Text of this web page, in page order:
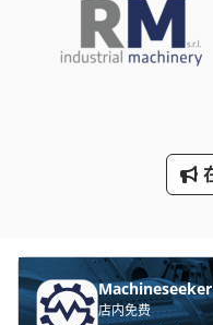
端面 车床
车床
Machineseeker
店内免费